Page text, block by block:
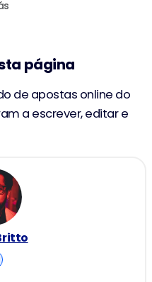
página
de apostas online do
a escrever, editar e